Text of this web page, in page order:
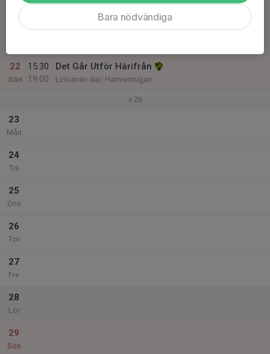
22
Sön
15:30
19:00
Det Går Utför Härifrån
Linbanan dal/ Hamrestugan
v.26
23
Mån
24
Tis
25
Ons
26
Tor
27
Fre
28
Lör
29
Sön
Bara nödvändiga